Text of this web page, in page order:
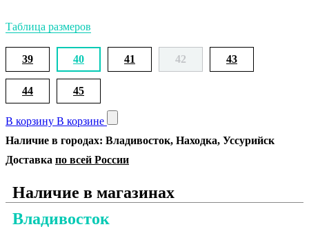
Таблица размеров
39 40 41 42 43
44 45
В корзину В корзине
Наличие в городах: Владивосток, Находка, Уссурийск
Доставка по всей России
Наличие в магазинах
Владивосток